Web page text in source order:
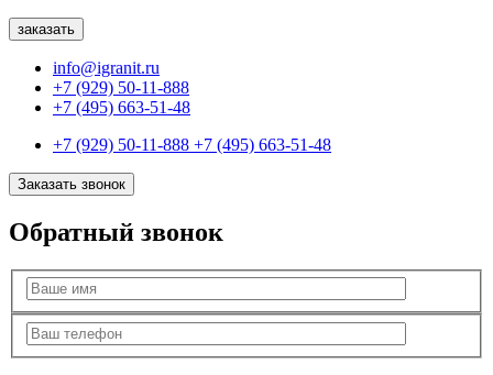
info@igranit.ru
+7 (929) 50-11-888
+7 (495) 663-51-48
+7 (929) 50-11-888 +7 (495) 663-51-48
Заказать звонок
Обратный звонок